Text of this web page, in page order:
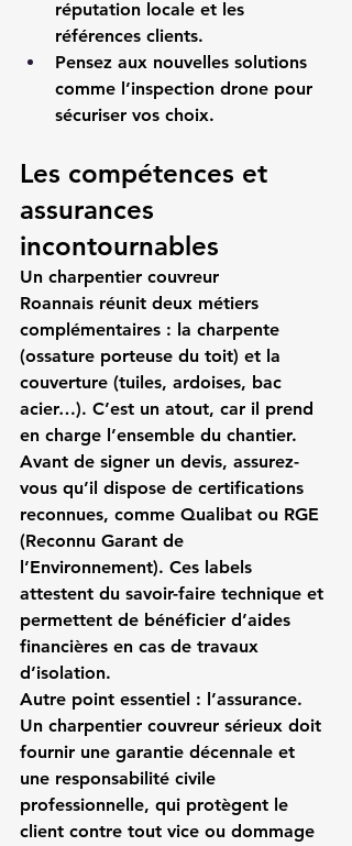
réputation locale et les
références clients.
Pensez aux nouvelles solutions
comme l’inspection drone pour
sécuriser vos choix.
Les compétences et
assurances
incontournables
Un charpentier couvreur
Roannais réunit deux métiers
complémentaires : la charpente
(ossature porteuse du toit) et la
couverture (tuiles, ardoises, bac
acier…). C’est un atout, car il prend
en charge l’ensemble du chantier.
Avant de signer un devis, assurez-
vous qu’il dispose de certifications
reconnues, comme Qualibat ou RGE
(Reconnu Garant de
l’Environnement). Ces labels
attestent du savoir-faire technique et
permettent de bénéficier d’aides
financières en cas de travaux
d’isolation.
Autre point essentiel : l’assurance.
Un charpentier couvreur sérieux doit
fournir une garantie décennale et
une responsabilité civile
professionnelle, qui protègent le
client contre tout vice ou dommage